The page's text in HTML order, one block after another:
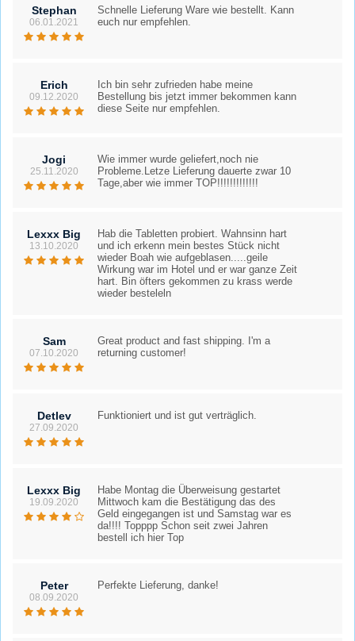
Stephan
06.01.2021
Schnelle Lieferung Ware wie bestellt. Kann
euch nur empfehlen.
Erich
09.12.2020
Ich bin sehr zufrieden habe meine
Bestellung bis jetzt immer bekommen kann
diese Seite nur empfehlen.
Jogi
25.11.2020
Wie immer wurde geliefert,noch nie
Probleme.Letze Lieferung dauerte zwar 10
Tage,aber wie immer TOP!!!!!!!!!!!!!
Lexxx Big
13.10.2020
Hab die Tabletten probiert. Wahnsinn hart
und ich erkenn mein bestes Stück nicht
wieder Boah wie aufgeblasen.....geile
Wirkung war im Hotel und er war ganze Zeit
hart. Bin öfters gekommen zu krass werde
wieder besteleln
Sam
07.10.2020
Great product and fast shipping. I'm a
returning customer!
Detlev
27.09.2020
Funktioniert und ist gut verträglich.
Lexxx Big
19.09.2020
Habe Montag die Überweisung gestartet
Mittwoch kam die Bestätigung das des
Geld eingegangen ist und Samstag war es
da!!!! Topppp Schon seit zwei Jahren
bestell ich hier Top
Peter
08.09.2020
Perfekte Lieferung, danke!